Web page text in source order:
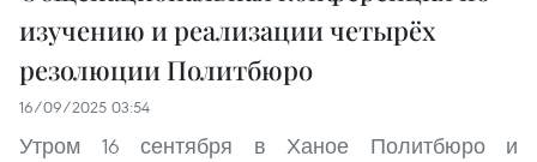
изучению и реализации четырёх
резолюции Политбюро
16/09/2025 03:54
Утром 16 сентября в Ханое Политбюро и